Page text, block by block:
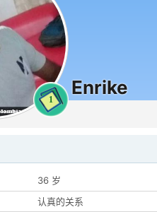
1
Enrike
36 岁
认真的关系